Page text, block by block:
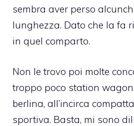
sembra aver perso
lunghezza. Dato che la fa
in quel comparto.
Non le trovo poi molte
troppo poco station
berlina, all’incirca
sportiva. Basta, mi sono